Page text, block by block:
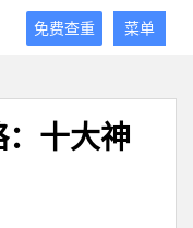
菜单
免费查重
十大神